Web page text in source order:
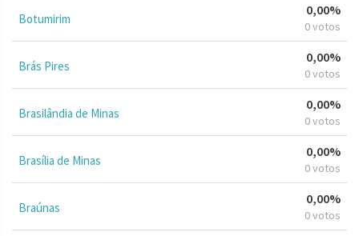
Botumirim
0,00%
0 votos
Brás Pires
0,00%
0 votos
Brasilândia de Minas
0,00%
0 votos
Brasília de Minas
0,00%
0 votos
Braúnas
0,00%
0 votos